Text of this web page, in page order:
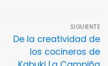
SIGUIENTE
De la creatividad de
los cocineros de